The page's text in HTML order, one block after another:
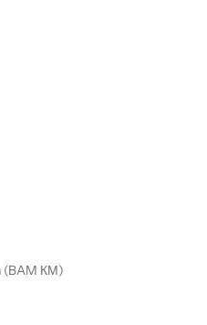
Bósnia e Herzegovina (BAM КМ)